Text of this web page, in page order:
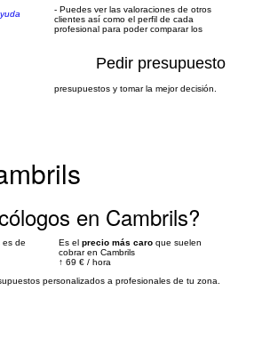
Pedir presupuesto
en Cambrils?
es de
Es el precio más caro que suelen
cobrar en Cambrils
↑ 69 € / hora
personalizados a profesionales de tu zona.
- Puedes ver las valoraciones de otros
clientes así como el perfil de cada
profesional para poder comparar los
presupuestos y tomar la mejor decisión.